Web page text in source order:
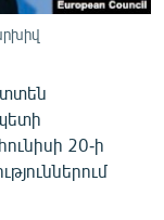
20-ի